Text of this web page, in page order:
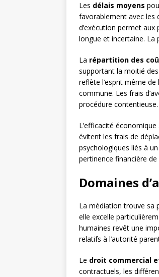
Les délais moyens
favorablement avec les
d’exécution permet aux
longue et incertaine. La
La répartition des
supportant la moitié
reflète l’esprit même
commune. Les frais
procédure contentieuse.
L’efficacité
évitent les frais de
psychologiques liés à
pertinence financière
Domaines
La médiation trouve sa
elle excelle
humaines revêt une
relatifs à l’autorité
Le droit commercial
contractuels, les